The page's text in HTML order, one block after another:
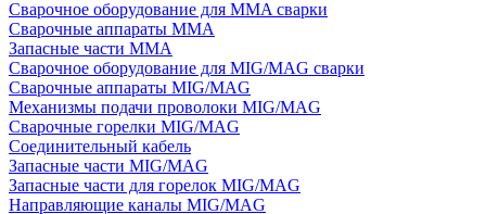
Сварочное оборудование для MMA сварки
Сварочные аппараты MMA
Запасные части MMA
Сварочное оборудование для MIG/MAG сварки
Сварочные аппараты MIG/MAG
Механизмы подачи проволоки MIG/MAG
Сварочные горелки MIG/MAG
Соединительный кабель
Запасные части MIG/MAG
Запасные части для горелок MIG/MAG
Направляющие каналы MIG/MAG